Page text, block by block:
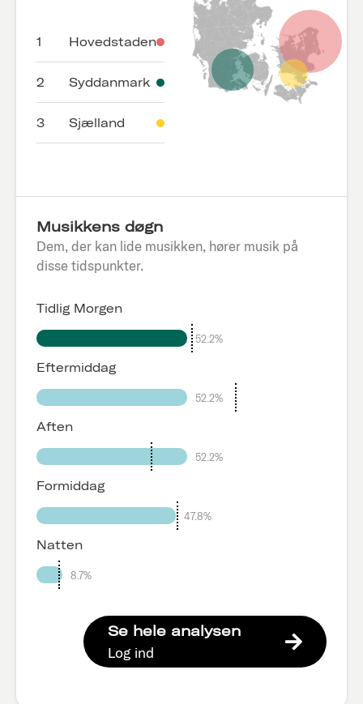
1 Hovedstaden
2 Syddanmark
3 Sjælland
Musikkens døgn
Dem, der kan lide musikken, hører musik på
disse tidspunkter.
Tidlig Morgen
52.2%
Eftermiddag
52.2%
Aften
52.2%
Formiddag
47.8%
Natten
8.7%
Se hele analysen
Log ind